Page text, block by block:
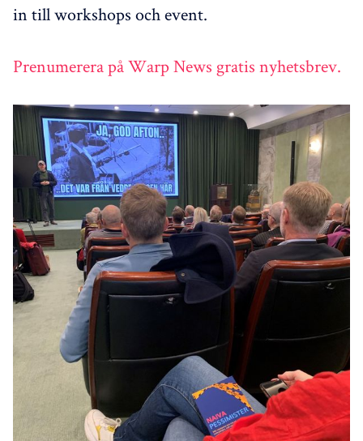
in till workshops och event.
Prenumerera på Warp News gratis nyhetsbrev.